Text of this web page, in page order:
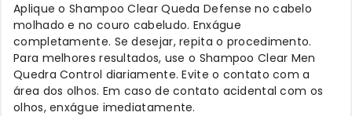
Aplique o Shampoo Clear Queda Defense no cabelo
molhado e no couro cabeludo. Enxágue
completamente. Se desejar, repita o procedimento.
Para melhores resultados, use o Shampoo Clear Men
Quedra Control diariamente. Evite o contato com a
área dos olhos. Em caso de contato acidental com os
olhos, enxágue imediatamente.